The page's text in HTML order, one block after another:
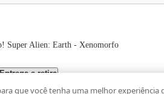
Super Alien: Earth - Xenomorfo
Entrega e retira
Preços e condições de
produtos são meramente
Zaki Narchi, nº 1650, sobreloja,
que você tenha uma melhor experiência